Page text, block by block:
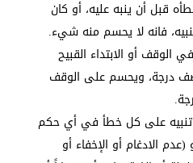
قبل أن ينبه عليه، أو كان
فانه لا يحسم منه شيء.
أو الابتداء القبيح
درجة، ويحسم على الوقف
على كل خطأ في أي حكم
الادغام أو الإخفاء أو